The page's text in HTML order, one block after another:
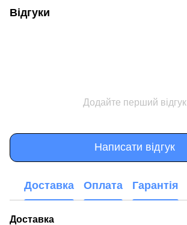
Відгуки
Додайте перший відгук
Написати відгук
Доставка Оплата Гарантія
Доставка